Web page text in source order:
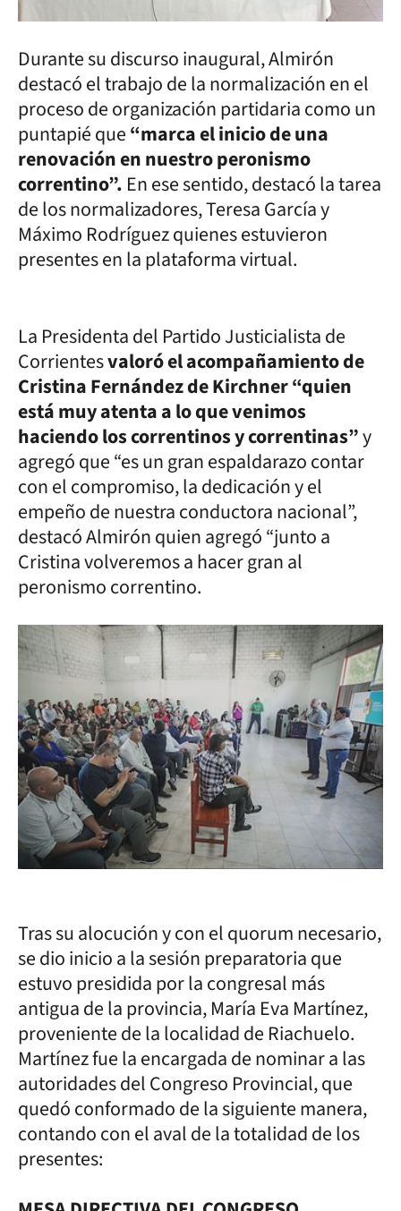
Durante su discurso inaugural, Almirón
destacó el trabajo de la normalización en el
proceso de organización partidaria como un
puntapié que“marca el inicio de una
renovación en nuestro peronismo
correntino”. En ese sentido, destacó la tarea
de los normalizadores, Teresa García y
Máximo Rodríguez quienes estuvieron
presentes en la plataforma virtual.
La Presidenta del Partido Justicialista de
Corrientesvaloró el acompañamiento de
Cristina Fernández de Kirchner “quien
está muy atenta a lo que venimos
haciendo los correntinos y correntinas”y
agregó que “es un gran espaldarazo contar
con el compromiso, la dedicación y el
empeño de nuestra conductora nacional”,
destacó Almirón quien agregó “junto a
Cristina volveremos a hacer gran al
peronismo correntino.
Tras su alocución y con el quorum necesario,
se dio inicio a la sesión preparatoria que
estuvo presidida por la congresal más
antigua de la provincia, María Eva Martínez,
proveniente de la localidad de Riachuelo.
Martínez fue la encargada de nominar a las
autoridades del Congreso Provincial, que
quedó conformado de la siguiente manera,
contando con el aval de la totalidad de los
presentes: